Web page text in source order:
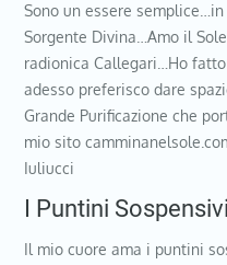
Sono un essere
Sorgente Divina…Amo il
radionica Callegari…Ho
adesso preferisco dare
Grande Purificazione che
mio sito
Iuliucci
I Puntini Sospensivi
Il mio cuore ama i puntini